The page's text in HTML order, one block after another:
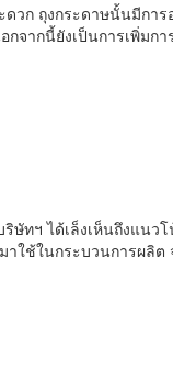
วก ถุงกระดาษนั้นมีกา
จากนี้ยังเป็นการเพิ่มก
ษัทฯ ได้เล็งเห็นถึงแนว
าใช้ในกระบวนการผลิ